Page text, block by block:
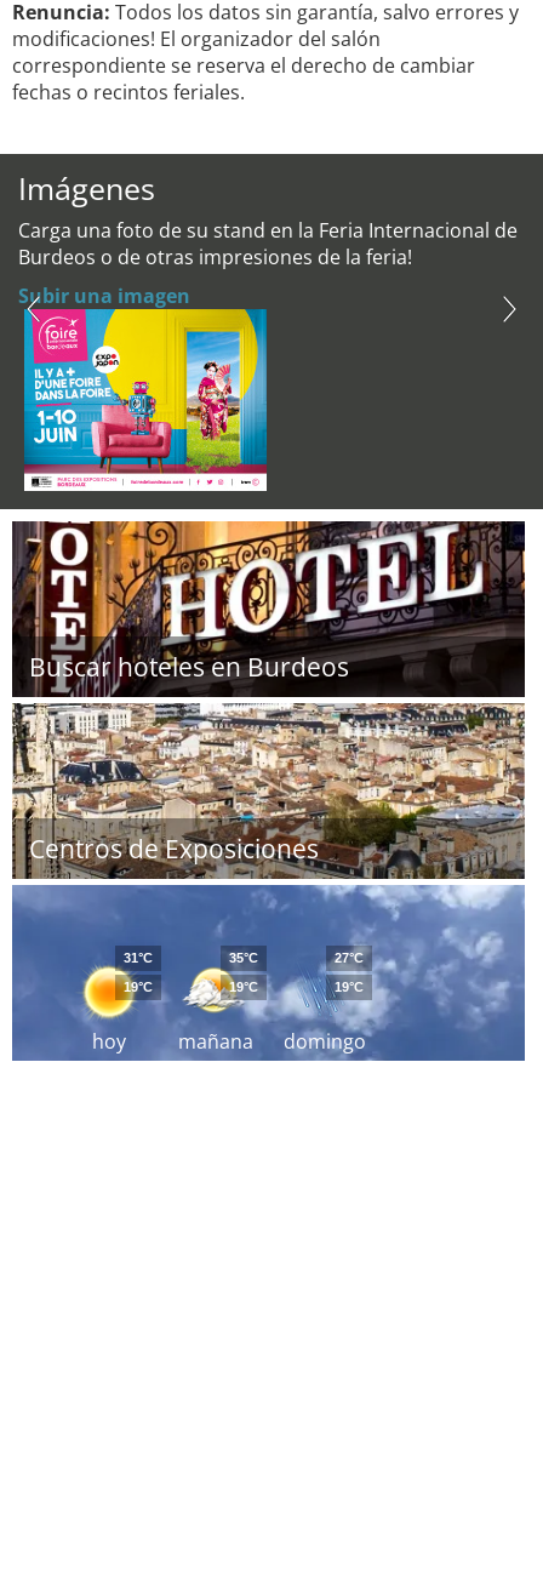
Renuncia: Todos los datos sin garantía, salvo errores y
modificaciones! El organizador del salón
correspondiente se reserva el derecho de cambiar
fechas o recintos feriales.
Imágenes
Carga una foto de su stand en la Feria Internacional de
Burdeos o de otras impresiones de la feria!
Subir una imagen
Buscar hoteles en Burdeos
Centros de Exposiciones
hoy
31°C
19°C
mañana
35°C
19°C
domingo
27°C
19°C